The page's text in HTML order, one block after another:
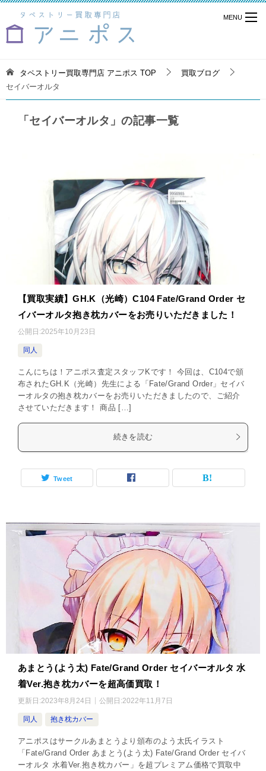
タペストリー買取専門店 アニポス TOP
買取ブログ
セイバーオルタ
「セイバーオルタ」の記事一覧
【買取実績】GH.K（光崎）C104 Fate/Grand Order セ
イバーオルタ抱き枕カバーをお売りいただきました！
公開日:2025年10月23日
同人
こんにちは！アニポス査定スタッフKです！ 今回は、C104で頒
布されたGH.K（光崎）先生による「Fate/Grand Order」セイバ
ーオルタの抱き枕カバーをお売りいただきましたので、ご紹介
させていただきます！ 商品 […]
続きを読む
Tweet
あまとう(よう太) Fate/Grand Order セイバーオルタ 水
着Ver.抱き枕カバーを超高価買取！
更新日:2023年8月24日 公開日:2022年11月7日
同人 抱き枕カバー
アニポスはサークルあまとうより頒布のよう太氏イラスト
「Fate/Grand Order あまとう(よう太) Fate/Grand Order セイバ
ーオルタ 水着Ver.抱き枕カバー」を超プレミアム価格で買取中